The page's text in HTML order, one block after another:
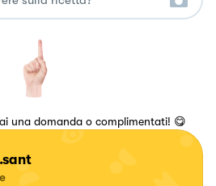
una domanda o complimentati! 😋